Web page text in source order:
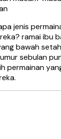
jenis
ramai ibu
bawah
sebulan
permainan